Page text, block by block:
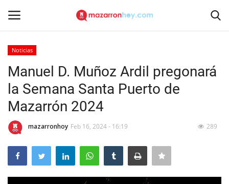
Inicio
Noticias
Noticias
Manuel D. Muñoz Ardil pregonará
la Semana Santa Puerto de
Mazarrón 2024
mazarronhoy Feb 16, 2024 - 16:19 289